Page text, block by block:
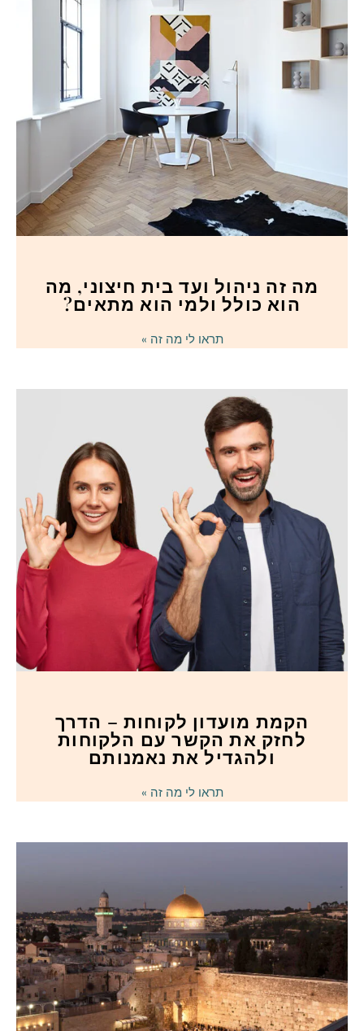
מה זה ניהול ועד בית חיצוני, מה
הוא כולל ולמי הוא מתאים?
תראו לי מה זה »
הקמת מועדון לקוחות – הדרך
לחזק את הקשר עם הלקוחות
ולהגדיל את נאמנותם
תראו לי מה זה »